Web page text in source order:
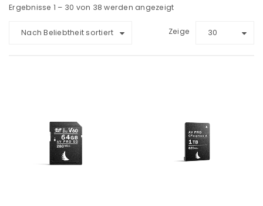
Ergebnisse 1 – 30 von 38 werden angezeigt
Nach Beliebtheit sortiert Zeige 30